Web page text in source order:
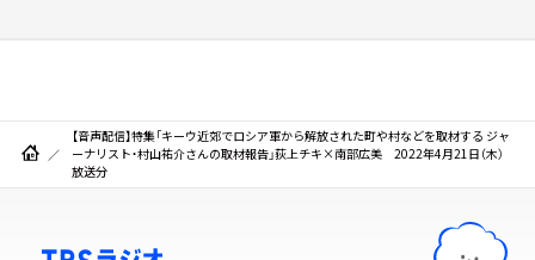
【音声配信】特集「キーウ近郊でロシア軍から解放された町や村などを取材する ジャ
ーナリスト・村山祐介さんの取材報告」荻上チキ×南部広美 2022年4月21日（木）
放送分